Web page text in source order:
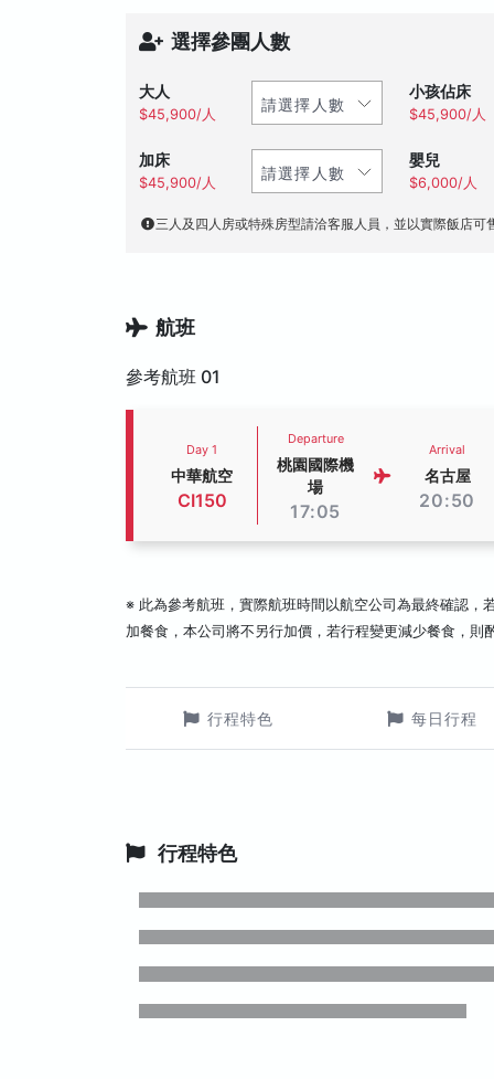
選擇參團人數
大人
$45,900/人
小孩佔床
$45,900/人
加床
$45,900/人
嬰兒
$6,000/人
三人及四人房或特殊房型請洽客服人員，並以實際飯店可
航班
參考航班 01
Day 1
中華航空
CI150
Departure
桃園國際機
場
17:05
Arrival
名古屋
20:50
※ 此為參考航班，實際航班時間以航空公司為最終確認，
加餐食，本公司將不另行加價，若行程變更減少餐食，則
行程特色 每日行程
行程特色